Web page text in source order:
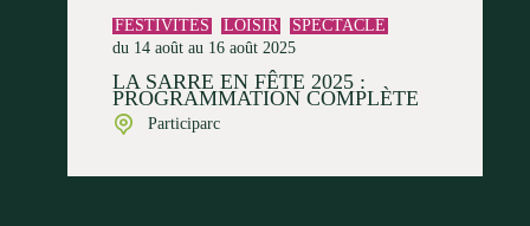
FESTIVITÉS LOISIR
SPECTACLE
du 14 août au 16 août 2025
LA SARRE EN FÊTE 2025 :
PROGRAMMATION COMPLÈTE
Participarc